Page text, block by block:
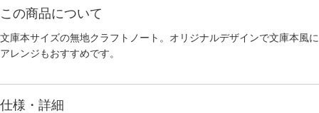
この商品について
文庫本サイズの無地クラフトノート。オリジナルデザインで文庫本風に
アレンジもおすすめです。
仕様・詳細